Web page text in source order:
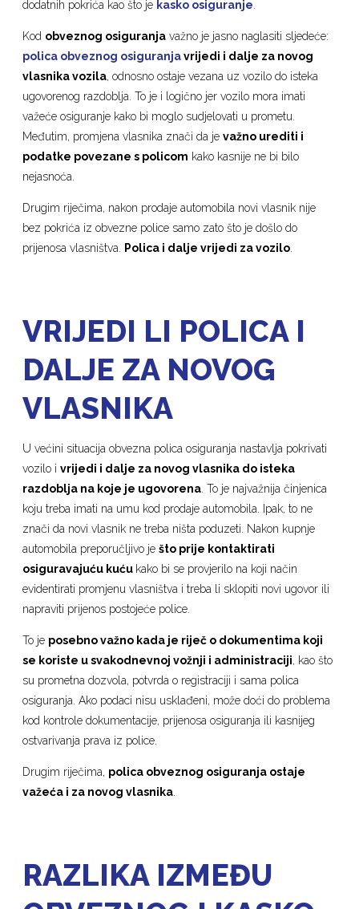
dodatnih pokrića kao što je kasko osiguranje
Kod obveznog osiguranja važno je jasno naglasiti sljedeće:
polica obveznog osiguranjavrijedi i dalje za novog
vlasnika vozila, odnosno ostaje vezana uz vozilo do isteka
ugovorenog razdoblja. To je i logično jer vozilo mora imati
važeće osiguranje kako bi moglo sudjelovati u prometu.
Međutim, promjena vlasnika znači da jevažno urediti i
podatke povezane s policom kako kasnije ne bi bilo
nejasnoća.
Drugim riječima, nakon prodaje automobila novi vlasnik nije
bez pokrića iz obvezne police samo zato što je došlo do
prijenosa vlasništva.
Polica i dalje vrijedi za vozilo
VRIJEDI LI POLICA I
DALJE ZA NOVOG
VLASNIKA
U većini situacija obvezna polica osiguranja nastavlja pokrivati
vozilo ivrijedi i dalje za novog vlasnika do isteka
razdoblja na koje je ugovorena . To je najvažnija činjenica
koju treba imati na umu kod prodaje automobila. Ipak, to ne
znači da novi vlasnik ne treba ništa poduzeti. Nakon kupnje
automobila preporučljivo ješto prije kontaktirati
osiguravajuću kuću kako bi se provjerilo na koji način
evidentirati promjenu vlasništva i treba li sklopiti novi ugovor ili
napraviti prijenos postojeće police.
To je posebno važno kada je riječ o dokumentima koji
se koriste u svakodnevnoj vožnji i administraciji, kao što
su prometna dozvola, potvrda o registraciji i sama polica
osiguranja. Ako podaci nisu usklađeni, može doći do problema
kod kontrole dokumentacije, prijenosa osiguranja ili kasnijeg
ostvarivanja prava iz police.
Drugim riječima, polica obveznog osiguranja ostaje
važeća i za novog vlasnika
RAZLIKA IZMEĐU